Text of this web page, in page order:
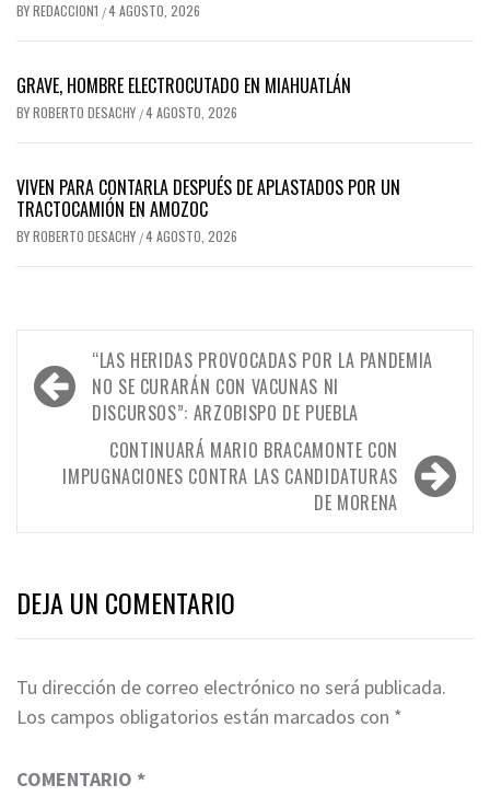
BYREDACCION1 /4 AGOSTO, 2026
GRAVE, HOMBRE ELECTROCUTADO EN MIAHUATLÁN
BYROBERTO DESACHY /4 AGOSTO, 2026
VIVEN PARA CONTARLA DESPUÉS DE APLASTADOS POR UN
TRACTOCAMIÓN EN AMOZOC
BYROBERTO DESACHY /4 AGOSTO, 2026
Navegación
de
entradas
“LAS HERIDAS PROVOCADAS POR LA PANDEMIA
NO SE CURARÁN CON VACUNAS NI
DISCURSOS”: ARZOBISPO DE PUEBLA
CONTINUARÁ MARIO BRACAMONTE CON
IMPUGNACIONES CONTRA LAS CANDIDATURAS
DE MORENA
DEJA UN COMENTARIO
Tu dirección de correo electrónico no será publicada.
Los campos obligatorios están marcados con *
COMENTARIO *